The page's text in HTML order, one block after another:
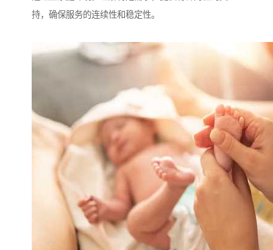
持，确保服务的连续性和稳定性。